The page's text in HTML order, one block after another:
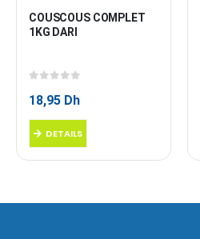
COUSCOUS COMPLET
1KG DARI
18,95 Dh
DETAILS